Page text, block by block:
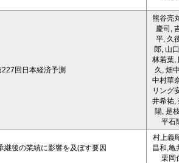
227回日本経済予測
熊谷亮
慶司,
平, 久
郎, 山
林若葉,
久, 畑
中村華
リング
井希祐,
陽, 是
平石
継後の業績に影響を及ぼす要因
村上義
昌和,亀
栗岡